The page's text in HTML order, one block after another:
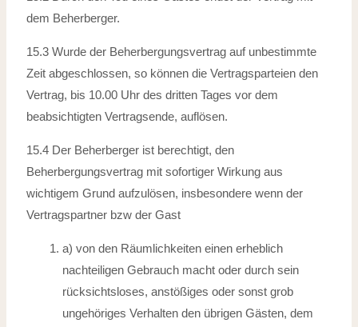
dem Beherberger.
15.3 Wurde der Beherbergungsvertrag auf unbestimmte
Zeit abgeschlossen, so könnendie Vertragsparteien den
Vertrag, bis 10.00 Uhr des dritten Tages vor dem
beabsichtigten Vertragsende, auflösen.
15.4 Der Beherberger ist berechtigt, den
Beherbergungsvertrag mit sofortiger Wirkungaus
wichtigem Grund aufzulösen, insbesondere wenn der
Vertragspartner bzwder Gast
a) von den Räumlichkeiten einen erheblich
nachteiligen Gebrauch macht oder durch sein
rücksichtsloses, anstößiges oder sonst grob
ungehöriges Verhalten den übrigen Gästen, dem